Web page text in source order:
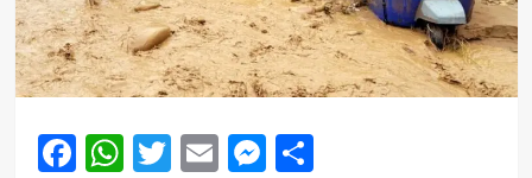
Facebook
WhatsApp
Twitter
EmailMessenger
Share